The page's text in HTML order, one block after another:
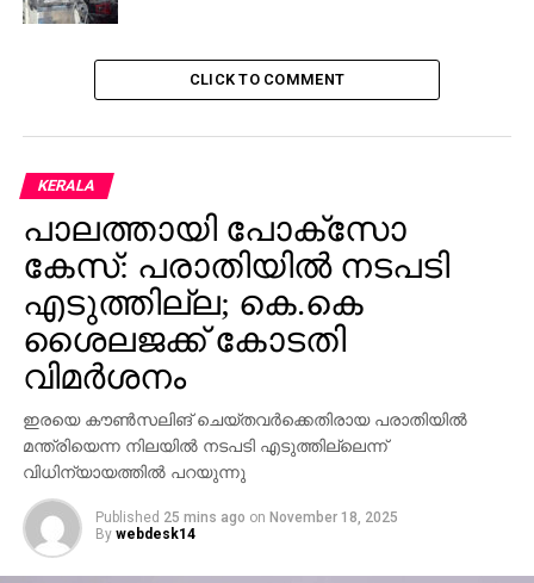
CLICK TO COMMENT
KERALA
പാലത്തായി പോക്സോ
കേസ്: പരാതിയില്‍ നടപടി
എടുത്തില്ല; കെ.കെ
ശൈലജക്ക് കോടതി
വിമര്‍ശനം
ഇരയെ കൗണ്‍സലിങ് ചെയ്തവര്‍ക്കെതിരായ പരാതിയില്‍
മന്ത്രിയെന്ന നിലയില്‍ നടപടി എടുത്തില്ലെന്ന്
വിധിന്യായത്തില്‍ പറയുന്നു
Published 25 mins ago on November 18, 2025
By webdesk14